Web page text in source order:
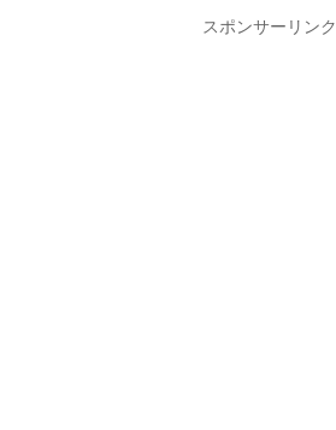
スポンサーリンク